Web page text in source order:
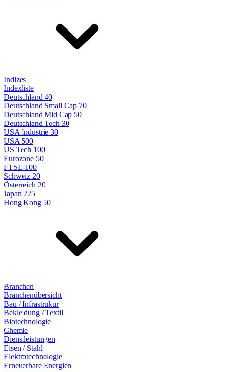
Indizes
Indexliste
Deutschland 40
Deutschland Small Cap 70
Deutschland Mid Cap 50
Deutschland Tech 30
USA Industrie 30
USA 500
US Tech 100
Eurozone 50
FTSE-100
Schweiz 20
Österreich 20
Japan 225
Hong Kong 50
Branchen
Branchenübersicht
Bau / Infrastrukur
Bekleidung / Textil
Biotechnologie
Chemie
Dienstleistungen
Eisen / Stahl
Elektrotechnologie
Erneuerbare Energien